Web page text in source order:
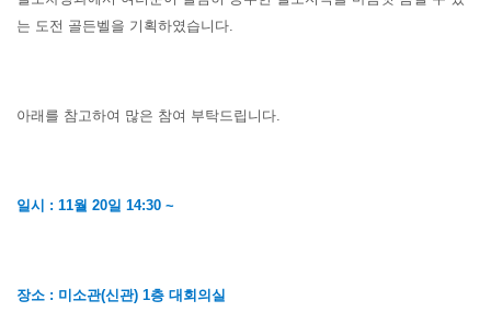
진
게
판
는 도전 골든벨을 기획하였습니다.
아래를 참고하여 많은 참여 부탁드립니다.
일시 : 11월 20일 14:30 ~
장소 : 미소관(신관) 1층 대회의실